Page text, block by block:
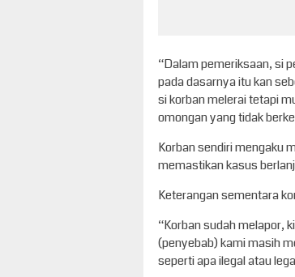
“Dalam pemeriksaan, si
pada dasarnya itu kan
si korban melerai tetapi
omongan yang tidak
Korban sendiri mengaku
memastikan kasus
Keterangan sementara
“Korban sudah melapor,
(penyebab) kami masih
seperti apa ilegal atau